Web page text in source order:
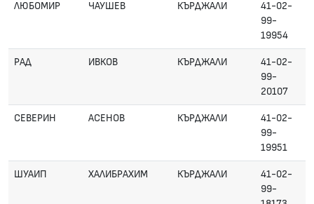
ЛЮБОМИР ЧАУШЕВ КЪРДЖАЛИ
41-02-
99-
19954
РАД ИВКОВ КЪРДЖАЛИ
41-02-
99-
20107
СЕВЕРИН АСЕНОВ КЪРДЖАЛИ
41-02-
99-
19951
ШУАИП ХАЛИБРАХИМ КЪРДЖАЛИ
41-02-
99-